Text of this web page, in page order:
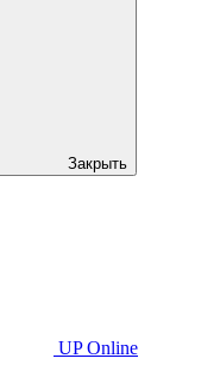
Закрыть
UP Online